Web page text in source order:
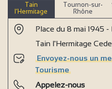
Tain
l’Hermitage
Tournon-sur-
Rhône
Place du 8 mai 1945
Tain l'Hermitage
Envoyez-nous un
Tourisme
Appelez-nous